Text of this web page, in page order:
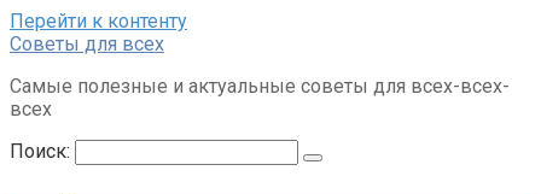
Перейти к контенту
Советы для всех
Самые полезные и актуальные советы для всех-всех-
всех
Поиск: